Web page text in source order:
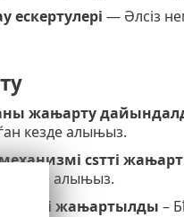
ескертулері — Әлсіз
жањарту
кезде алыњыз.
сѕтті
кезде алыњыз.
сѕтті жањартылды –